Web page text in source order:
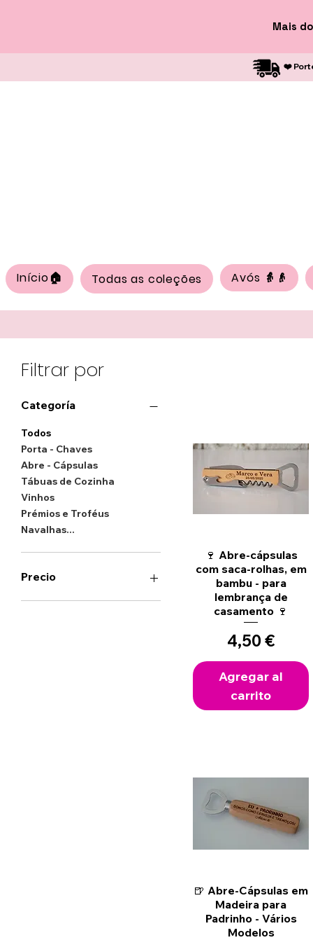
Mais
❤️
Início🏠 Todas as coleções Avós 👵👴
Filtrar por
Categoría
Todos
Porta - Chaves
Abre - Cápsulas
Tábuas de Cozinha
Vinhos
Prémios e Troféus
Navalhas...
Precio
Vista rápida
🍷 Abre-cápsulas
com saca-rolhas, em
bambu - para
lembrança de
casamento 🍷
Precio
4,50 €
Agregar al
carrito
Vista rápida
🍺 Abre-Cápsulas em
Madeira para
Padrinho - Vários
Modelos